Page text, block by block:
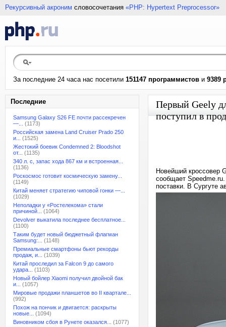
Рекурсивный акроним словосочетания «PHP: Hypertext Preprocessor»
За последние 24 часа нас посетили 151147 программистов и 9389
Последние
Samsung Galaxy S26 FE почти рассекречен
—...
(1173)
Российская замена Land Cruiser Prado 250
и...
(1525)
Жестокий боевик Condemned 2: Bloodshot
от...
(1135)
340 л. с, запас хода 867 км и встроенная...
(1136)
Роскосмос готовит космическую замену...
(1149)
Китай меняет стратегию чиповой гонки —...
(1029)
Неполадки у «Ростелекома» стали
причиной...
(1064)
Devolver выкатила последнее бесплатное...
(1100)
Таким будет новый бюджетный флагман
Samsung:...
(1148)
Премиальные смартфоны бьют рекорды
продаж, и...
(1039)
Китай проследил за Falcon 9 до самого
удара...
(1103)
Новый бойлер Xiaomi получил двойной бак
и...
(1057)
Мировые продажи планшетов во II квартале...
(992)
Похож на пончик и двигается: раскрыты
новые...
(1094)
Виновником сбоя в Рунете оказался...
(1077)
Первый Geely
поступил в
Новейший кроссовер
сообщает
поставки. В Сургуте